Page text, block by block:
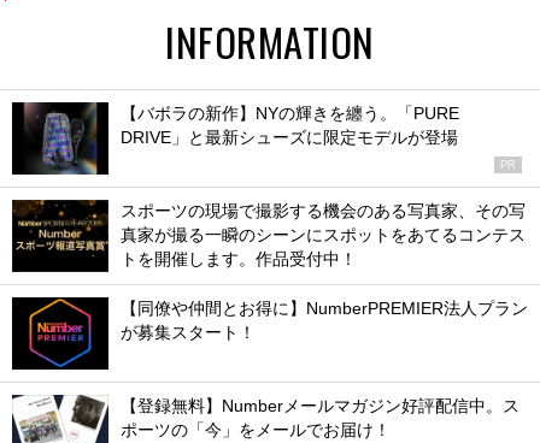
INFORMATION
【バボラの新作】NYの輝きを纏う。「PURE
DRIVE」と最新シューズに限定モデルが登場
PR
スポーツの現場で撮影する機会のある写真家、その写
真家が撮る一瞬のシーンにスポットをあてるコンテス
トを開催します。作品受付中！
【同僚や仲間とお得に】NumberPREMIER法人プラン
が募集スタート！
【登録無料】Numberメールマガジン好評配信中。ス
ポーツの「今」をメールでお届け！